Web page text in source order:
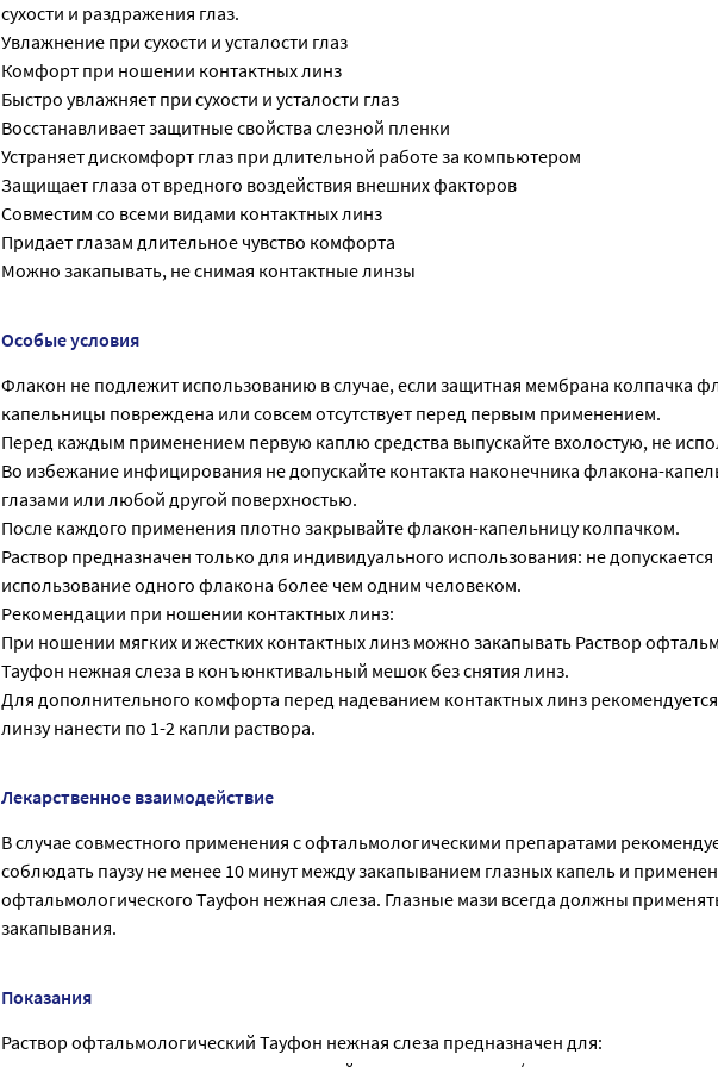
сухости и раздражения глаз.
Увлажнение при сухости и усталости глаз
Комфорт при ношении контактных линз
Быстро увлажняет при сухости и усталости глаз
Восстанавливает защитные свойства слезной пленки
Устраняет дискомфорт глаз при длительной работе за компьютером
Защищает глаза от вредного воздействия внешних факторов
Совместим со всеми видами контактных линз
Придает глазам длительное чувство комфорта
Можно закапывать, не снимая контактные линзы
Особые условия
Флакон не подлежит использованию в случае, если защитная мембрана колпачка
капельницы повреждена или совсем отсутствует перед первым применением.
Перед каждым применением первую каплю средства выпускайте вхолостую, не
Во избежание инфицирования не допускайте контакта наконечника флакона-
глазами или любой другой поверхностью.
После каждого применения плотно закрывайте флакон-капельницу колпачком.
Раствор предназначен только для индивидуального использования: не допускается
использование одного флакона более чем одним человеком.
Рекомендации при ношении контактных линз:
При ношении мягких и жестких контактных линз можно закапывать Раствор
Тауфон нежная слеза в конъюнктивальный мешок без снятия линз.
Для дополнительного комфорта перед надеванием контактных линз
линзу нанести по 1-2 капли раствора.
Лекарственное взаимодействие
В случае совместного применения с офтальмологическими препаратами
соблюдать паузу не менее 10 минут между закапыванием глазных капель и
офтальмологического Тауфон нежная слеза. Глазные мази всегда должны
закапывания.
Показания
Раствор офтальмологический Тауфон нежная слеза предназначен для: